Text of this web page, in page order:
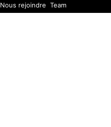
Nous rejoindre Team